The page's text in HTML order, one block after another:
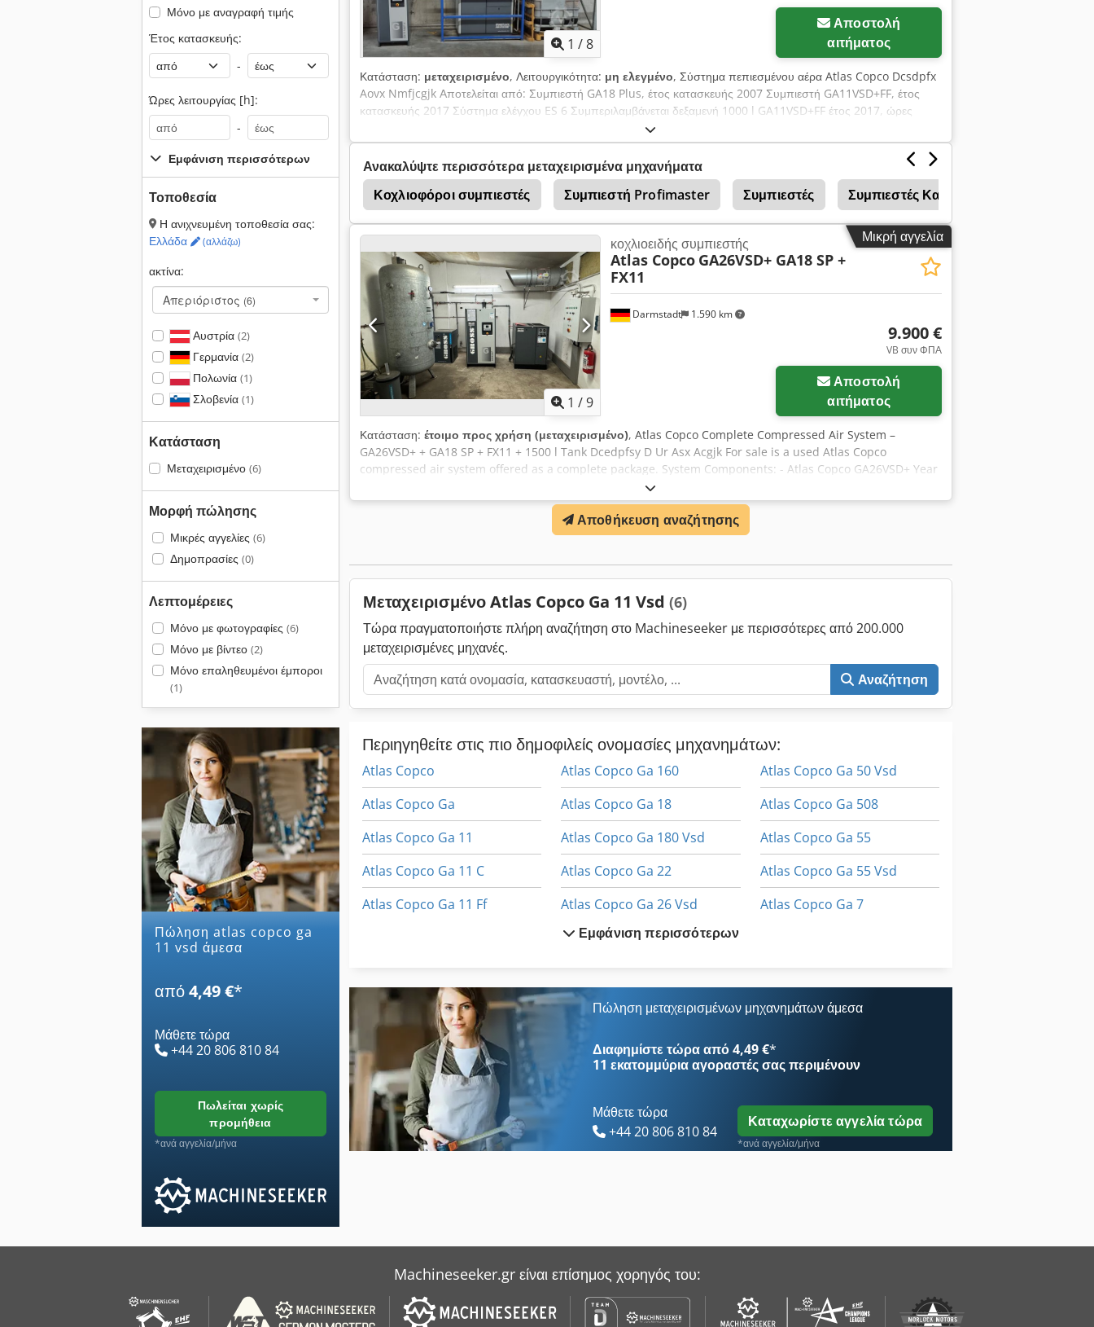
Μόνο με αναγραφή τιμής
Έτος κατασκευής:
-
Ώρες λειτουργίας [h]:
-
Εμφάνιση περισσότερων
Τοποθεσία
Η ανιχνευμένη τοποθεσία σας:
Ελλάδα
(αλλάζω)
ακτίνα:
Απεριόριστος (6)
Αυστρία (2)
Γερμανία (2)
Πολωνία (1)
Σλοβενία (1)
Κατάσταση
Μεταχειρισμένο (6)
Μορφή πώλησης
Μικρές αγγελίες (6)
Δημοπρασίες (0)
Λεπτομέρειες
Μόνο με φωτογραφίες (6)
Μόνο με βίντεο (2)
Μόνο επαληθευμένοι έμποροι
(1)
Πώληση atlas copco ga
11 vsd άμεσα
από4,49 €*
Μάθετε τώρα
+44 20 806 810 84
πωλείται χωρίς
προμήθεια
*ανά αγγελία/μήνα
1 /8
Αποστολή
αιτήματος
Κατάσταση: μεταχειρισμένο, Λειτουργικότητα: μη ελεγμένο, Σύστημα πεπιεσμένου αέρα Atlas Copco Dcsdpfx
Aovx Nmfjcgjk Αποτελείται από: Συμπιεστή GA18 Plus, έτος κατασκευής 2007 Συμπιεστή GA11VSD+FF, έτος
κατασκευής 2017 Σύστημα ελέγχου ES 6 Συμπεριλαμβάνεται δεξαμενή 1000 l GA11VSD+FF έτος 2017, ώρες
λειτουργίας: περ. 20.000 GA18 PLUS έτος 2007, ώρες λειτουργίας: περ. 58.000 Η αποσυναρμολόγηση πρέπει να
γίνει επαγγελματικά από τον αγοραστή. Διατίθεται ανυψωτικό μηχάνημα.
Ανακαλύψτε περισσότερα μεταχειρισμένα μηχανήματα
Κοχλιοφόροι συμπιεστές
Συμπιεστή Profimaster Συμπιεστές Συμπιεστές Καταψυκτικές
Συμπιεστή
Μικρή αγγελία
1 /9
Darmstadt 1.590 km
κοχλιοειδής συμπιεστής
Atlas Copco GA26VSD+ GA18 SP +
FX11
9.900 €
VB συν ΦΠΑ
Αποστολή
αιτήματος
Κατάσταση: έτοιμο προς χρήση (μεταχειρισμένο), Atlas Copco Complete Compressed Air System –
GA26VSD+ + GA18 SP + FX11 + 1500 l Tank Dcedpfsy D Ur Asx Acgjk For sale is a used Atlas Copco
compressed air system offered as a complete package. System Components: - Atlas Copco GA26VSD+ Year
of manufacture: 2016 Operating hours: approx. 28,000 h Power: 26 kW Max. working pressure: 13 bar Free
air delivery: 5.15 m³/min 400 V / 50 Hz / 3 Ph - Atlas Copco GA18 SP Year of manufacture: 1999 Operating
hours: approx. 37,000 h Power: 18.5 kW Max. working pressure: 8 bar Free air delivery: 48.3 l/s Speed:
3,000 rpm - Atlas Copco FX11 Refrigeration Dryer Model: FX 11 (A9) Year of manufacture: 2016 Max.
maintenance and inspection in 2024. See photos for visual condition. Preferably sold as a complete
package. Notes: - Viewing by appointment is possible and recommended - Collection / dismantling /
loading by arrangement - Preferably sold to commercial customers - Invoice will be issued
Αποθήκευση αναζήτησης
Μεταχειρισμένο Atlas Copco Ga 11 Vsd (6)
Τώρα πραγματοποιήστε πλήρη αναζήτηση στο Machineseeker με περισσότερες από 200.000
μεταχειρισμένες μηχανές.
Αναζήτηση
Περιηγηθείτε στις πιο δημοφιλείς ονομασίες μηχανημάτων:
Atlas Copco
Atlas Copco Ga
Atlas Copco Ga 11
Atlas Copco Ga 11 C
Atlas Copco Ga 11 Ff
Atlas Copco Ga 15
Atlas Copco Ga 15 Ff
Atlas Copco Ga 160
Atlas Copco Ga 18
Atlas Copco Ga 180 Vsd
Atlas Copco Ga 22
Atlas Copco Ga 26 Vsd
Atlas Copco Ga 308
Atlas Copco Ga 45
Atlas Copco Ga 50 Vsd
Atlas Copco Ga 508
Atlas Copco Ga 55
Atlas Copco Ga 55 Vsd
Atlas Copco Ga 7
Εμφάνιση περισσότερων
Πώληση μεταχειρισμένων μηχανημάτων άμεσα
Διαφημίστε τώρα από 4,49 €*
11 εκατομμύρια αγοραστέςσας περιμένουν
Μάθετε τώρα
+44 20 806 810 84
Καταχωρίστε αγγελία τώρα
*ανά αγγελία/μήνα
Machineseeker.gr είναι επίσημος χορηγός του: